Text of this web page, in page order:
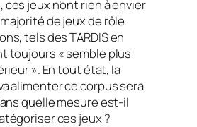
jeux n’ont rien à envier
de jeux de rôle
tels des TARDIS en
toujours « semblé plus
». En tout état, la
alimenter ce corpus sera
quelle mesure est-il
ces jeux ?